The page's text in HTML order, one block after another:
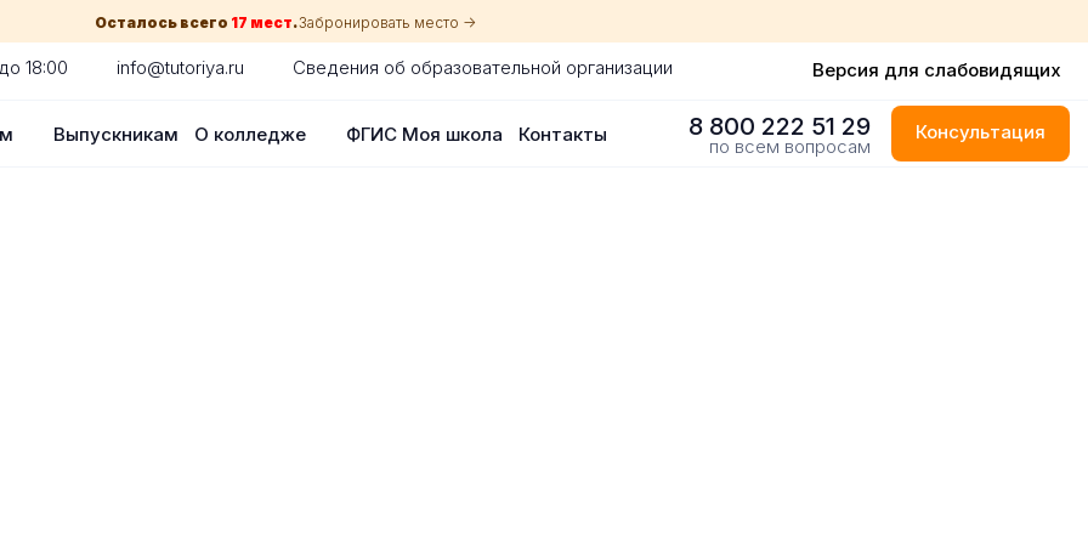
Осталось всего 17 мест.Забронировать место ->
18:00 info@tutoriya.ru Сведения об образовательной организации Версия для слабовидящих
Выпускникам О колледже ФГИС Моя школа Контакты 8 800 222 51 29
по всем вопросам
Консультация